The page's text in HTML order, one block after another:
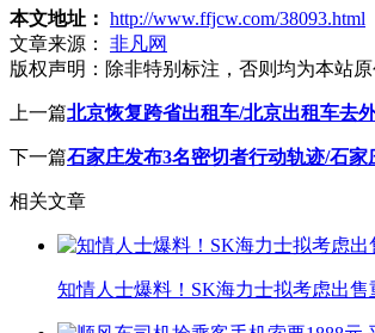
本文地址： http://www.ffjcw.com/38093.html
文章来源：
非凡网
版权声明： 除非特别标注，否则均为本站
上一篇北京恢复跨省出租车/北京出租车去
下一篇石家庄发布3名密切者行动轨迹/石
相关文章
知情人士爆料！SK海力士拟考虑出售